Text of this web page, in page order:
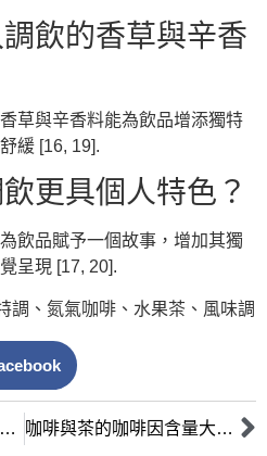
飲的香草與辛香
草與辛香料能為飲品增添獨特
緩 [16, 19].
更具個人特色？
飲品賦予一個故事，增加其獨
呈現 [17, 20].
調 、 氮氣咖啡 、 水果茶 、 風味調
告別失眠！咖啡與茶的最佳飲用時間表，找回一夜好眠 咖啡與茶的咖啡因含量大解密：哪種飲品能提供最持久的能量？